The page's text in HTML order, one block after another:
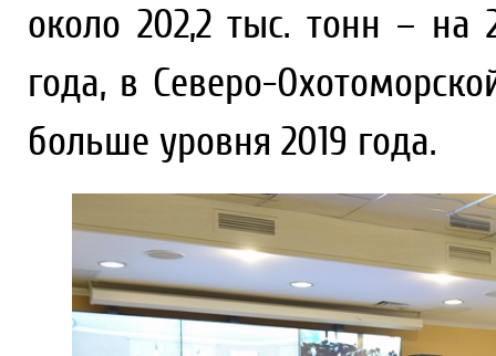
около 202,2 тыс. тонн – на
года, в Северо-
больше уровня 2019 года.